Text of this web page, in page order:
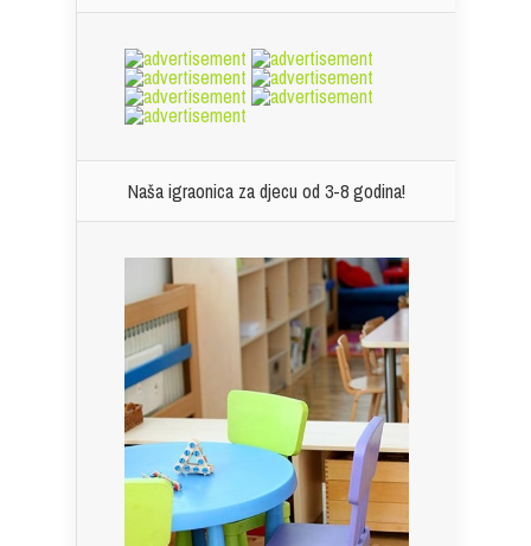
Naša igraonica za djecu od 3-8 godina!